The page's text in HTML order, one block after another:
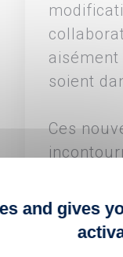
soient
Ces
parce
and gives